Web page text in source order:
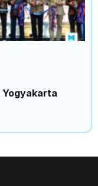
Yogyakarta